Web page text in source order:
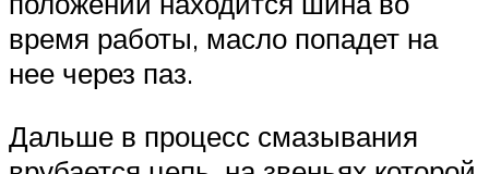
время работы, масло попадет на
нее через паз.
Дальше в процесс смазывания